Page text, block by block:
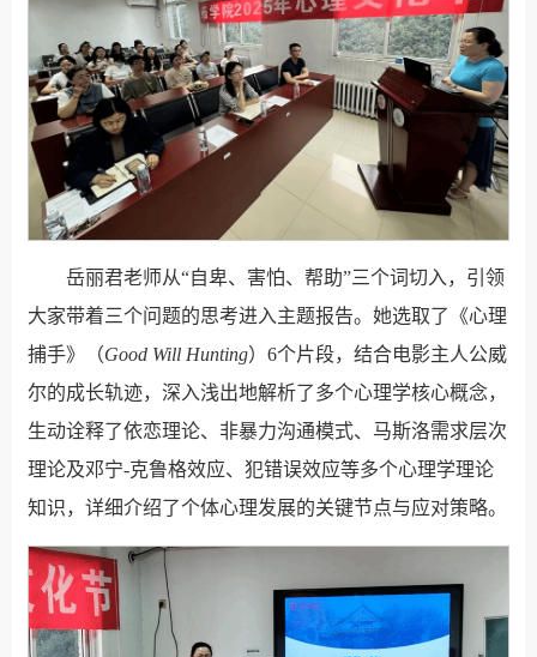
岳丽君老师从“自卑、害怕、帮助”三个词切入，引领
大家带着三个问题的思考进入主题报告。她选取了《心理
捕手》（Good Will Hunting）6个片段，结合电影主人公威
尔的成长轨迹，深入浅出地解析了多个心理学核心概念，
生动诠释了依恋理论、非暴力沟通模式、马斯洛需求层次
理论及邓宁-克鲁格效应、犯错误效应等多个心理学理论
知识，详细介绍了个体心理发展的关键节点与应对策略。